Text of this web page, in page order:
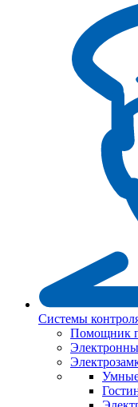
Системы
Помощник